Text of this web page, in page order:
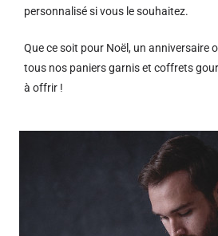
personnalisé si vous le souhaitez.
Que ce soit pour Noël, un anniversaire
tous nos paniers garnis et coffrets
à offrir !